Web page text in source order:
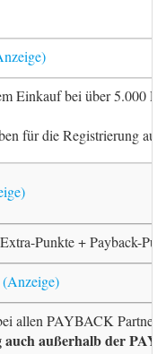
Einkauf bei über 5.000
für die Registrierung
Punkte + Payback-
allen PAYBACK
außerhalb der